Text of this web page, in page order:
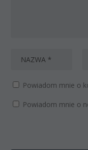
Powiadom mnie o
Powiadom mnie o